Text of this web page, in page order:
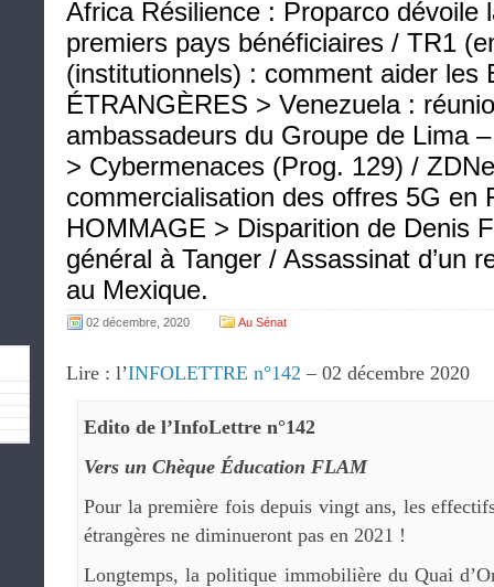
Africa Résilience : Proparco dévoile
premiers pays bénéficiaires / TR1
(institutionnels) : comment aider les
ÉTRANGÈRES > Venezuela :
ambassadeurs du Groupe de Lima
> Cybermenaces (Prog. 129) /
commercialisation des offres 5G en
HOMMAGE > Disparition de Denis
général à Tanger / Assassinat d’un
au Mexique.
02 décembre, 2020 Au Sénat
Lire : l’INFOLETTRE n°142 – 02 décembre 2020
Edito de l’InfoLettre n°142
Vers un Chèque Éducation FLAM
Pour la première fois depuis vingt ans, les
étrangères ne diminueront pas en 2021 !
Longtemps, la politique immobilière du Quai